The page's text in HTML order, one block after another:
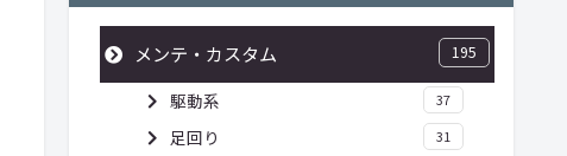
メンテ・カスタム 195
駆動系 37
足回り 31